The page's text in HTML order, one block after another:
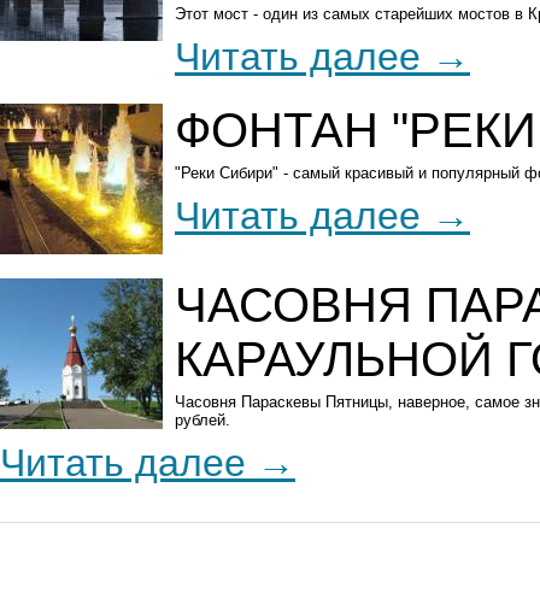
Этот мост - один из самых старейших мостов в
Читать далее
ФОНТАН
"Реки Сибири" - самый красивый и популярный
Читать далее
ЧАСОВНЯ
КАРАУЛЬНОЙ
Часовня Параскевы Пятницы, наверное, самое
рублей.
Читать далее